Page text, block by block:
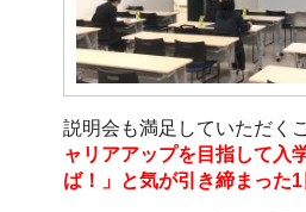
説明会も満足していただく
ャリアアップを目指して入
ば！」と気が引き締まった1